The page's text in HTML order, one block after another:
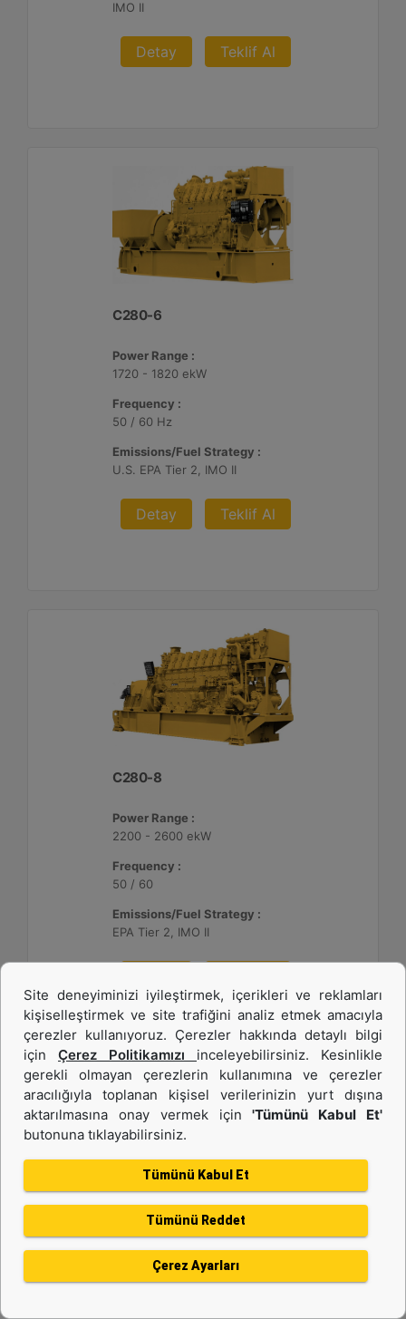
IMO II
Detay Teklif Al
C280-6
Power Range :
1720 - 1820 ekW
Frequency :
50 / 60 Hz
Emissions/Fuel Strategy :
U.S. EPA Tier 2, IMO II
Detay Teklif Al
C280-8
Power Range :
2200 - 2600 ekW
Frequency :
50 / 60
Emissions/Fuel Strategy :
EPA Tier 2, IMO II
C280-12
Power Range :
Site deneyiminizi iyileştirmek, içerikleri ve reklamları
kişiselleştirmek ve site trafiğini analiz etmek amacıyla
çerezler kullanıyoruz. Çerezler hakkında detaylı bilgi
için Çerez Politikamızı inceleyebilirsiniz. Kesinlikle
gerekli olmayan çerezlerin kullanımına ve çerezler
aracılığıyla toplanan kişisel verilerinizin yurt dışına
aktarılmasına onay vermek için'Tümünü Kabul Et'
butonuna tıklayabilirsiniz.
Tümünü Kabul Et
Tümünü Reddet
Çerez Ayarları